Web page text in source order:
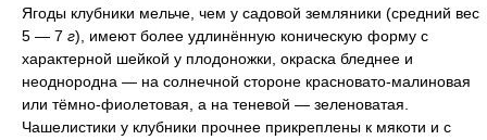
Ягоды клубники мельче, чем у садовой земляники (средний вес
5 — 7 г), имеют более удлинённую коническую форму с
характерной шейкой у плодоножки, окраска бледнее и
неоднородна — на солнечной стороне красновато-малиновая
или тёмно-фиолетовая, а на теневой — зеленоватая.
Чашелистики у клубники прочнее прикреплены к мякоти и с